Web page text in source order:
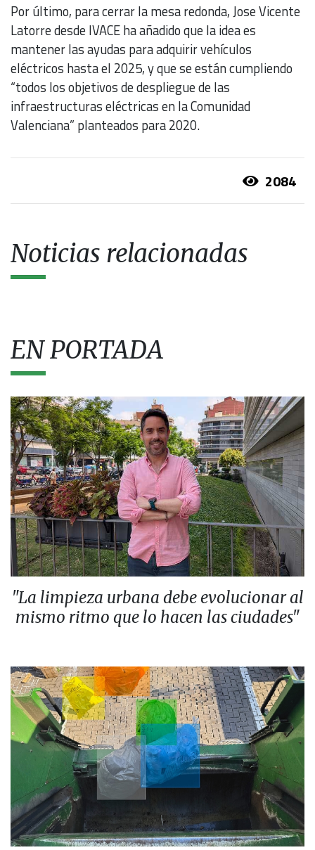
Por último, para cerrar la mesa redonda, Jose Vicente
Latorre desde IVACE ha añadido que la idea es
mantener las ayudas para adquirir vehículos
eléctricos hasta el 2025, y que se están cumpliendo
“todos los objetivos de despliegue de las
infraestructuras eléctricas en la Comunidad
Valenciana” planteados para 2020.
2084
Noticias relacionadas
EN PORTADA
"La limpieza urbana debe evolucionar al
mismo ritmo que lo hacen las ciudades"